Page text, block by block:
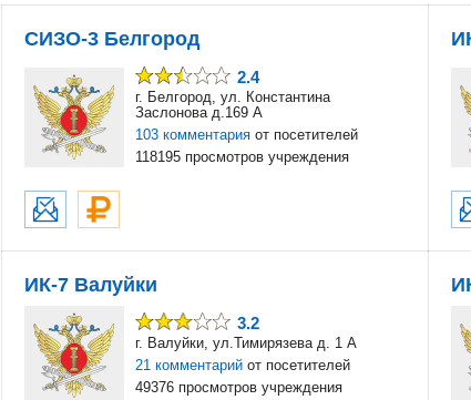
СИЗО-3 Белгород
2.4
г. Белгород, ул. Константина
Заслонова д.169 А
103 комментария от посетителей
118195 просмотров учреждения
ИК-7 Валуйки
3.2
г. Валуйки, ул.Тимирязева д. 1 А
21 комментарий от посетителей
49376 просмотров учреждения